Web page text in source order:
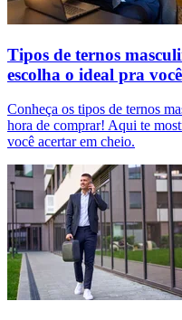
Tipos de ternos
escolha o ideal pra você
Conheça os tipos de ternos
hora de comprar! Aqui te
você acertar em cheio.